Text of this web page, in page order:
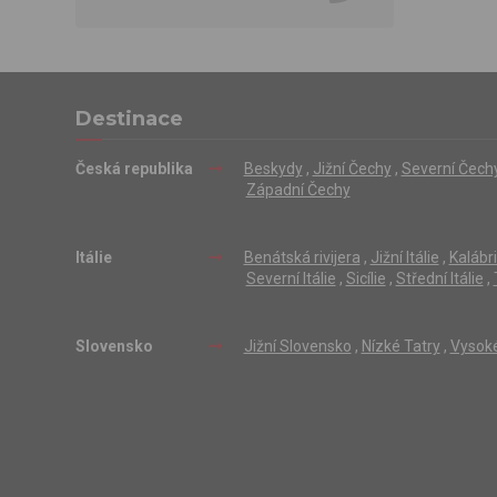
Destinace
Česká republika Beskydy , Jižní Čechy , Severní
Západní Čechy
Itálie
Benátská rivijera , Jižní Itálie ,
Severní Itálie , Sicílie , Střední Itálie ,
Slovensko
Jižní Slovensko , Nízké Tatry ,